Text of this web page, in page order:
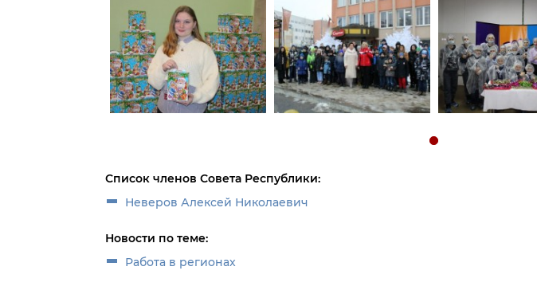
Список членов Совета Республики:
Неверов Алексей Николаевич
Новости по теме:
Работа в регионах